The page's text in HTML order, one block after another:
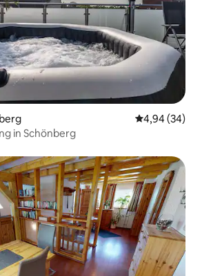
4,94 (34)
in Schönberg